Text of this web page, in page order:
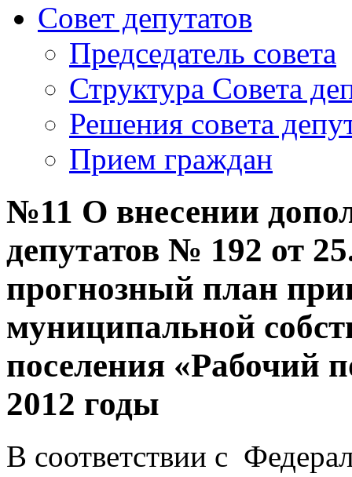
Совет депутатов
Председатель совета
Структура Совета
Решения совета
Прием граждан
№11 О внесении
депутатов № 192 от
прогнозный план
муниципальной
поселения «Рабочий
2012 годы
В соответствии с